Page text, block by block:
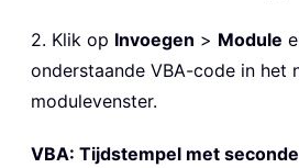
2. Klik op Invoegen > Module
onderstaande VBA-code in het
modulevenster.
VBA: Tijdstempel met